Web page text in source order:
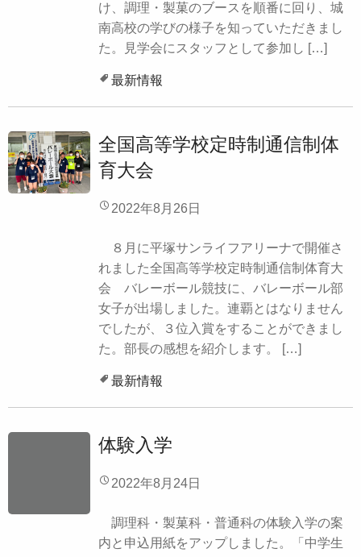
け、調理・製菓のブースを順番に回り、城
南高校の学びの様子を知っていただきまし
た。見学会にスタッフとして参加し […]
最新情報
全国高等学校定時制通信制体
育大会
2022年8月26日
８月に平塚サンライフアリーナで開催さ
れました全国高等学校定時制通信制体育大
会 バレーボール競技に、バレーボール部
女子が出場しました。連覇とはなりません
でしたが、３位入賞をすることができまし
た。部長の感想を紹介します。 […]
最新情報
体験入学
2022年8月24日
調理科・製菓科・普通科の体験入学の案
内と申込用紙をアップしました。「中学生